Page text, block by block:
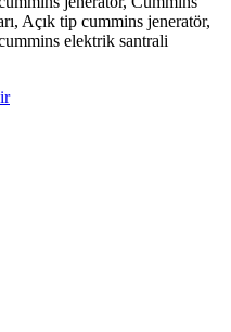
Açık tip cummins jeneratör,
elektrik santrali